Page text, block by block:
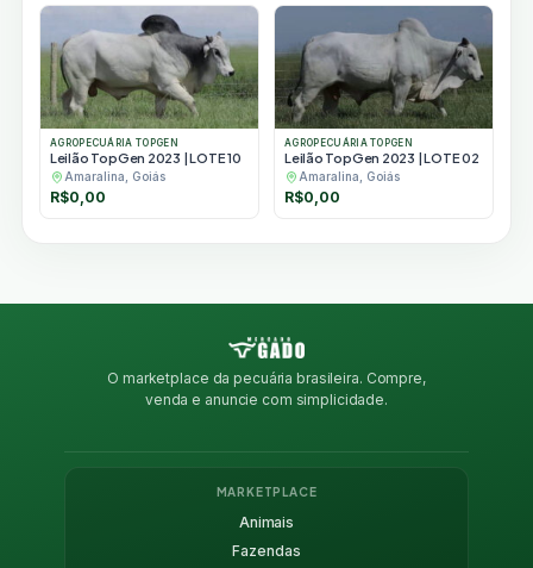
AGROPECUÁRIA TOPGEN
Leilão TopGen 2023 | LOTE 10
Amaralina, Goiás
R$0,00
AGROPECUÁRIA TOPGEN
Leilão TopGen 2023 | LOTE 02
Amaralina, Goiás
R$0,00
O marketplace da pecuária brasileira. Compre,
venda e anuncie com simplicidade.
MARKETPLACE
Animais
Fazendas